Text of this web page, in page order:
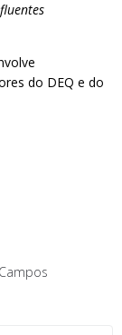
do DEQ e do
Campos